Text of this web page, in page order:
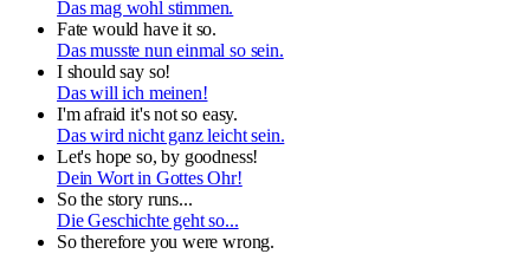
Das mag wohl stimmen.
Fate would have it so.
Das musste nun einmal so sein.
I should say so!
Das will ich meinen!
I'm afraid it's not so easy.
Das wird nicht ganz leicht sein.
Let's hope so, by goodness!
Dein Wort in Gottes Ohr!
So the story runs...
Die Geschichte geht so...
So therefore you were wrong.